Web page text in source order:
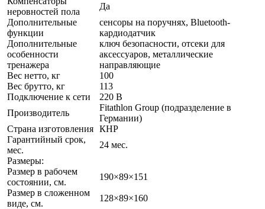
неровностей пола
Да
Дополнительные
функции
сенсоры на поручнях, Bluetooth-
кардиодатчик
Дополнительные
особенности
тренажера
ключ безопасности, отсеки для
аксессуаров, металлические
направляющие
Вес нетто, кг
100
Вес брутто, кг
113
Подключение к сети
220 В
Производитель
Fitathlon Group (подразделение в
Германии)
Страна изготовления КНР
Гарантийный срок,
мес.
24 мес.
Размеры:
Размер в рабочем
состоянии, см.
190×89×151
Размер в сложенном
виде, см.
128×89×160